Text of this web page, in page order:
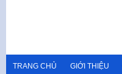
TRANG CHỦ GIỚI THIỆU